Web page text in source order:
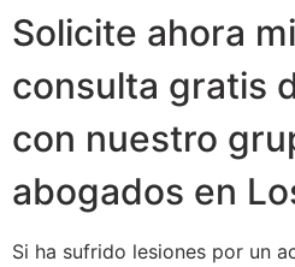
Solicite ahora
consulta gratis
con nuestro
abogados en
Si ha sufrido lesiones por un